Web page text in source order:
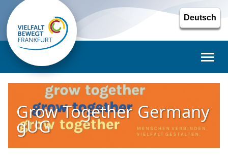
Grow Together Germany
gUG